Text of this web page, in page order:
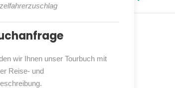
wir Ihnen unser Tourbuch mit
Reise- und